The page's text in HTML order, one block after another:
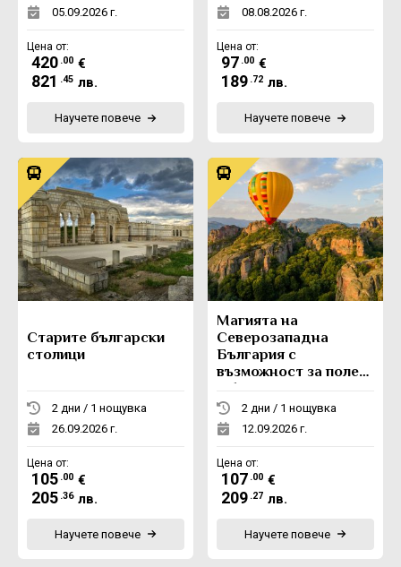
05.09.2026 г.
Цена от:
420 .00 €
821 .45 лв.
Научете повече
08.08.2026 г.
Цена от:
97 .00 €
189 .72 лв.
Научете повече
Старите български
столици
2 дни / 1 нощувка
26.09.2026 г.
Цена от:
105 .00 €
205 .36 лв.
Научете повече
Магията на
Северозападна
България с
възможност за полет
с балон
2 дни / 1 нощувка
12.09.2026 г.
Цена от:
107 .00 €
209 .27 лв.
Научете повече